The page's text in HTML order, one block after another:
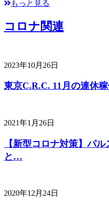
もっと見る
コロナ関連
2023年10月26日
東京C.R.C. 11月の連休
2021年1月26日
【新型コロナ対策】パ
と…
2020年12月24日